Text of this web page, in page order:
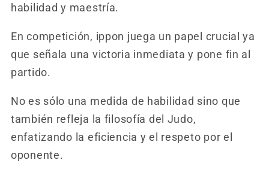
habilidad y maestría.
En competición, ippon juega un papel crucial ya
que señala una victoria inmediata y pone fin al
partido.
No es sólo una medida de habilidad sino que
también refleja la filosofía del Judo,
enfatizando la eficiencia y el respeto por el
oponente.